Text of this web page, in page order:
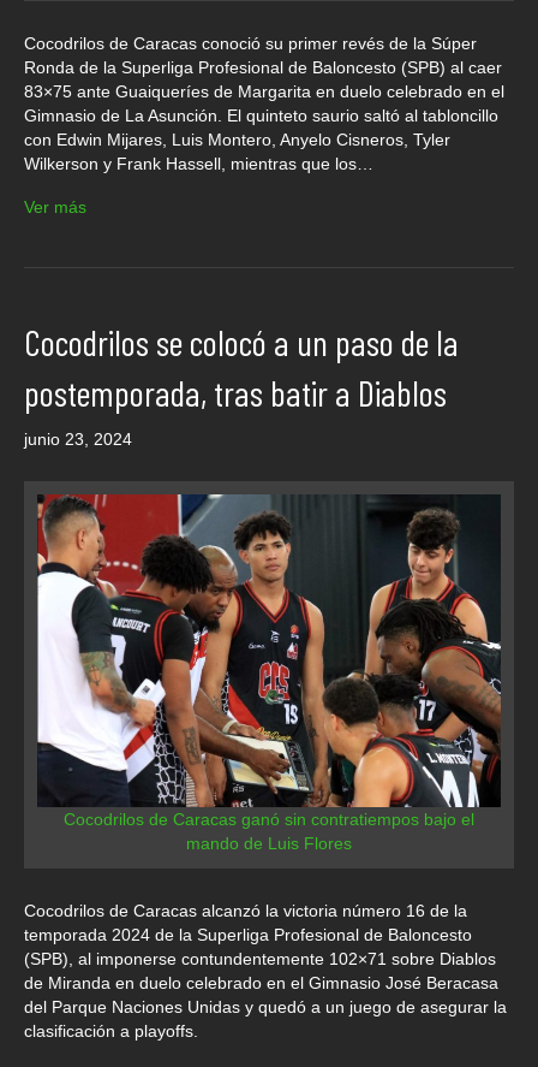
Cocodrilos de Caracas conoció su primer revés de la Súper
Ronda de la Superliga Profesional de Baloncesto (SPB) al caer
83×75 ante Guaiqueríes de Margarita en duelo celebrado en el
Gimnasio de La Asunción. El quinteto saurio saltó al tabloncillo
con Edwin Mijares, Luis Montero, Anyelo Cisneros, Tyler
Wilkerson y Frank Hassell, mientras que los…
Ver más
Cocodrilos se colocó a un paso de la
postemporada, tras batir a Diablos
junio 23, 2024
Cocodrilos de Caracas ganó sin contratiempos bajo el
mando de Luis Flores
Cocodrilos de Caracas alcanzó la victoria número 16 de la
temporada 2024 de la Superliga Profesional de Baloncesto
(SPB), al imponerse contundentemente 102×71 sobre Diablos
de Miranda en duelo celebrado en el Gimnasio José Beracasa
del Parque Naciones Unidas y quedó a un juego de asegurar la
clasificación a playoffs.